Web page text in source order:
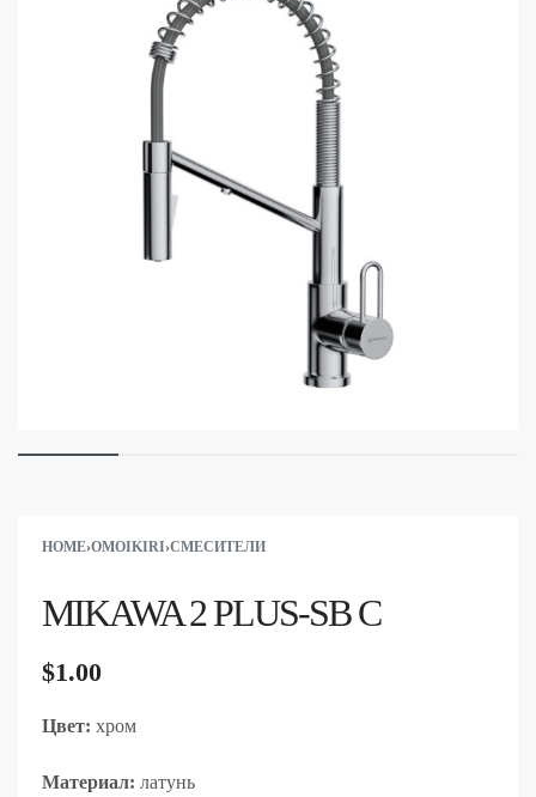
HOME›OMOIKIRI›СМЕСИТЕЛИ
MIKAWA 2 PLUS-SB C
$1.00
Цвет: хром
Материал: латунь